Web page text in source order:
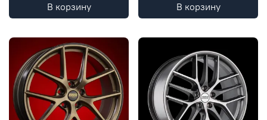
В корзину В корзину